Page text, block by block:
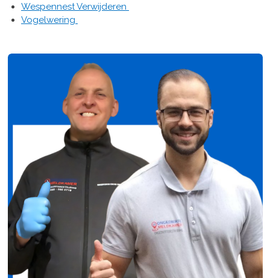
Wespennest Verwijderen
Vogelwering